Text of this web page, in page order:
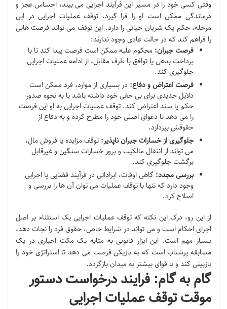
وقتی کسی خود را در مسیر این فرآیند اجرایی می بیند، احساس عجز و
درماندگی ممکن است او را فرا گیرد. توقف عملیات اجرایی در این
مرحله، حکم یک شریان حیاتی را دارد. این توقف می تواند فرصت هایی
را فراهم کند که در حالت عادی وجود ندارند:
فرصت جبران: محکوم علیه ممکن است فرصت پیدا کند تا با
پرداخت بدهی یا توافق با طرف مقابل، از ادامه عملیات اجرایی
جلوگیری کند.
فرصت اعتراض و دفاع: در بسیاری از موارد، فرد ممکن است
دلایل جدیدی برای بی حقی خود داشته باشد یا به نحوه صدور
حکم یا سند اعتراض کند. توقف عملیات اجرایی به او این فرصت
را می دهد تا دعوای اصلی خود را مطرح کرده و به دفاع از
حقوقش بپردازد.
جلوگیری از خسارات جبران ناپذیر: توقف مزایده یا فروش مال،
می تواند از انتقال مالکیت و بروز خسارات سنگین و غیرقابل
برگشت جلوگیری کند.
بررسی مجدد: گاهی اوقات، ایراداتی در فرآیند قضایی یا اجرایی
وجود دارد که تنها با توقف عملیات می توان آن ها را بررسی و
اصلاح کرد.
از این رو، درک این نکته که توقف عملیات اجرایی یک استثناء بر اصل
اجرای احکام است و می تواند در شرایط خاص، حقوق فرد را نجات دهد،
بسیار مهم است. این ابزار قانونی به مثابه یک مکث اجباری در یک
مسابقه پرشتاب است که به بازیکن فرصت می دهد تا استراتژی خود را
بازبینی کند و با قوای بیشتر به میدان بازگردد.
گام به گام: فرایند درخواست دستور
موقت توقف عملیات اجرایی